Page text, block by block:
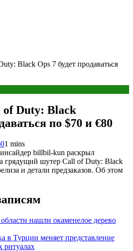
Black Ops 7 будет продаваться
Duty: Black
по $70 и €80
01 mins
billbil-kun раскрыл
грядущий шутер Call of Duty: Black
и детали предзаказов. Об этом
нашли окаменелое дерево
в Турции меняет представление
ритуалах